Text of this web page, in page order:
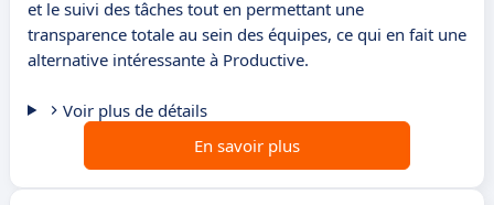
et le suivi des tâches tout en permettant une
transparence totale au sein des équipes, ce qui en fait une
alternative intéressante à Productive.
Voir plus de détails
En savoir plus